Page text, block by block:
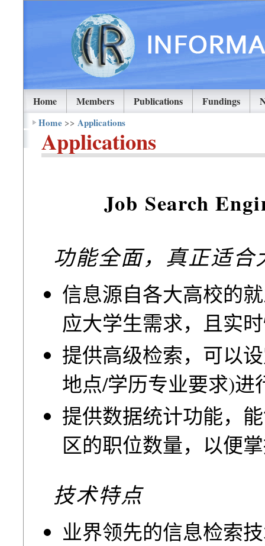
Home Members Publications Fundings
Home >> Applications
Applications
Job Search
功能全面，真正适
信息源自各大高校的
应大学生需求，且实
提供高级检索，可以
地点/学历专业要求)进
提供数据统计功能，
区的职位数量，以便
技术特点
业界领先的信息检索